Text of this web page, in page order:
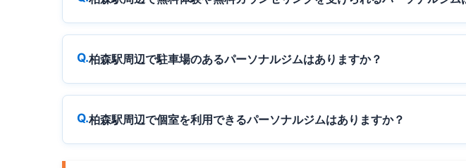
柏森駅周辺で駐車場のあるパーソナルジムはありますか？
柏森駅周辺で個室を利用できるパーソナルジムはありますか？